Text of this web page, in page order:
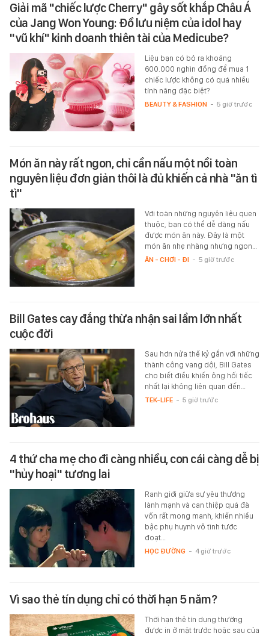
Giải mã "chiếc lược Cherry" gây sốt khắp Châu Á
của Jang Won Young: Đồ lưu niệm của idol hay
"vũ khí" kinh doanh thiên tài của Medicube?
Liệu bạn có bỏ ra khoảng
600.000 nghìn đồng để mua 1
chiếc lược không có quá nhiều
tính năng đặc biệt?
BEAUTY & FASHION - 5 giờ trước
Món ăn này rất ngon, chỉ cần nấu một nồi toàn
nguyên liệu đơn giản thôi là đủ khiến cả nhà "ăn tì
tì"
Với toàn những nguyên liệu quen
thuộc, bạn có thể dễ dàng nấu
được món ăn này. Đây là một
món ăn nhẹ nhàng nhưng ngon…
ĂN - CHƠI - ĐI - 5 giờ trước
Bill Gates cay đắng thừa nhận sai lầm lớn nhất
cuộc đời
Sau hơn nửa thế kỷ gắn với những
thành công vang dội, Bill Gates
cho biết điều khiến ông hối tiếc
nhất lại không liên quan đến…
TEK-LIFE - 5 giờ trước
4 thứ cha mẹ cho đi càng nhiều, con cái càng dễ bị
"hủy hoại" tương lai
Ranh giới giữa sự yêu thương
lành mạnh và can thiệp quá đà
vốn rất mong manh, khiến nhiều
bậc phụ huynh vô tình tước
đoạt…
HỌC ĐƯỜNG - 4 giờ trước
Vì sao thẻ tín dụng chỉ có thời hạn 5 năm?
Thời hạn thẻ tín dụng thường
được in ở mặt trước hoặc sau của